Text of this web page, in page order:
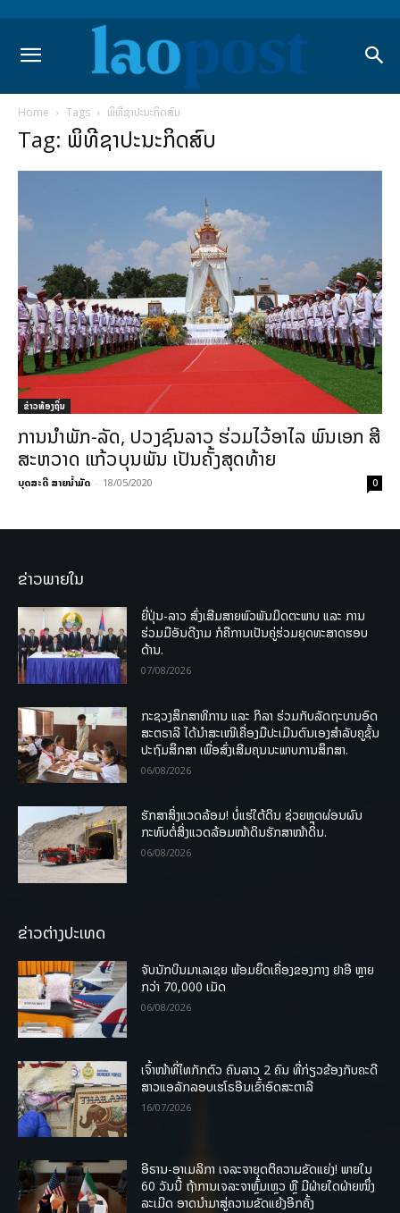
Home Tags ພິທີຊາປະນະກິດສົບ
Tag: ພິທີຊາປະນະກິດສົບ
ຂ່າວທ້ອງຖິ່ນ
ການນໍາພັກ-ລັດ, ປວງຊົນລາວ ຮ່ວມໄວ້ອາໄລ ພົນເອກ ສີ
ສະຫວາດ ແກ້ວບຸນພັນ ເປັນຄັ້ງສຸດທ້າຍ
ບຸດສະດີ ສາຍນ້ຳມັດ - 18/05/2020 0
ຂ່າວພາຍໃນ
ຍີ່ປຸ່ນ-ລາວ ສົ່ງເສີມສາຍພົວພັນມິດຕະພາບ ແລະ ການ
ຮ່ວມມືອັນດີງາມ ກໍຄືການເປັນຄູ່ຮ່ວມຍຸດທະສາດຮອບ
ດ້ານ.
07/08/2026
ກະຊວງສຶກສາທິການ ແລະ ກິລາ ຮ່ວມກັບລັດຖະບານອົດ
ສະຕຣາລີ ໄດ້ນຳສະເໜີເຄື່ອງມືປະເມີນຕົນເອງສຳລັບຄູຊັ້ນ
ປະຖົມສຶກສາ ເພື່ອສົ່ງເສີມຄຸນນະພາບການສຶກສາ.
06/08/2026
ຮັກສາສິ່ງແວດລ້ອມ! ບໍ່ແຮ່ໃຕ້ດິນ ຊ່ວຍຫຼຸດຜ່ອນຜົນ
ກະທົບຕໍ່ສິ່ງແວດລ້ອມໜ້າດິນຮັກສາໜ້າດິນ.
06/08/2026
ຂ່າວຕ່າງປະເທດ
ຈັບນັກບິນມາເລເຊຍ ພ້ອມຍຶດເຄື່ອງຂອງກາງ ຢາອີ ຫຼາຍ
ກວ່າ 70,000 ເມັດ
06/08/2026
ເຈົ້າໜ້າທີ່ໄທກັກຕົວ ຄົນລາວ 2 ຄົນ ທີ່ກ່ຽວຂ້ອງກັບຄະດີ
ສາວແອລັກລອບເຮໂຣອີນເຂົ້າອົດສະຕາລີ
16/07/2026
ອີຣານ-ອາເມລິກາ ເຈລະຈາຍຸດຕິຄວາມຂັດແຍ່ງ! ພາຍໃນ
60 ວັນນີ້ ຖ້າການເຈລະຈາຫຼົ້ມເຫຼວ ຫຼື ມີຝ່າຍໃດຝ່າຍໜຶ່ງ
ລະເມີດ ອາດນໍາມາສູ່ຄວາມຂັດແຍ້ງອີກຄັ້ງ